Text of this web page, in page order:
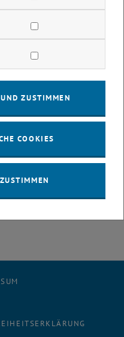
Cookies zulassen
Cookies zulassen
ZUSTIMMEN
COOKIES